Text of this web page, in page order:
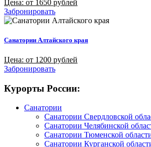
Цена: от 1650 рублей
Забронировать
Санатории Алтайского края
Цена: от 1200 рублей
Забронировать
Курорты России:
Санатории
Санатории Свердловской
Санатории Челябинской
Санатории Тюменской
Санатории Курганской